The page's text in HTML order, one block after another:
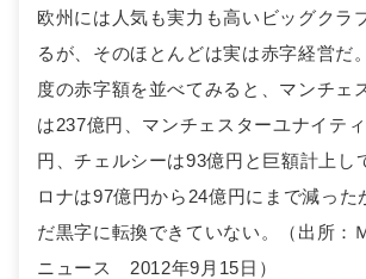
欧州には人気も実力も高いビッグクラ
るが、そのほとんどは実は赤字経営だ
度の赤字額を並べてみると、マンチェ
は237億円、マンチェスターユナイテ
円、チェルシーは93億円と巨額計上し
ロナは97億円から24億円にまで減った
だ黒字に転換できていない。（出所：
ニュース 2012年9月15日）